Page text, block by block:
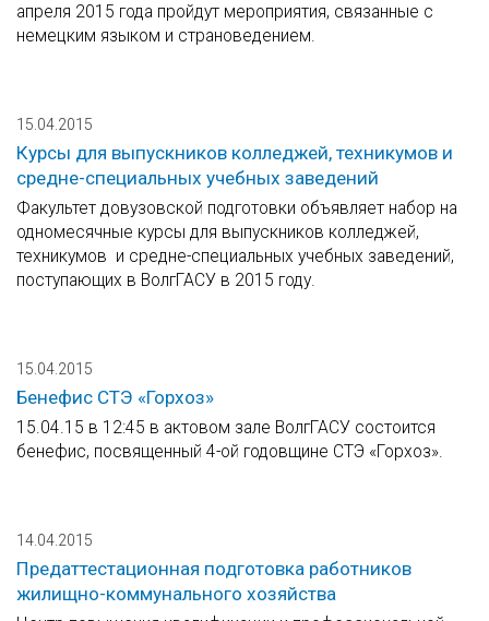
апреля 2015 года пройдут мероприятия, связанные с
немецким языком и страноведением.
15.04.2015
Курсы для выпускников колледжей, техникумов и
средне-специальных учебных заведений
Факультет довузовской подготовки объявляет набор на
одномесячные курсы для выпускников колледжей,
техникумов и средне-специальных учебных заведений,
поступающих в ВолгГАСУ в 2015 году.
15.04.2015
Бенефис СТЭ «Горхоз»
15.04.15 в 12:45 в актовом зале ВолгГАСУ состоится
бенефис, посвященный 4-ой годовщине СТЭ «Горхоз».
14.04.2015
Предаттестационная подготовка работников
жилищно-коммунального хозяйства